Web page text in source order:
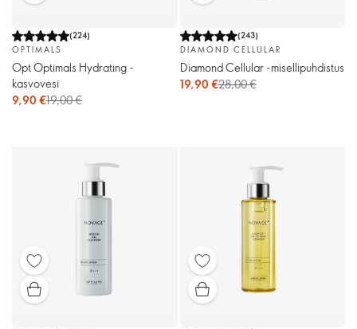
(224)
OPTIMALS
Opt Optimals Hydrating -
kasvovesi
9,90 €19,00 €
(243)
DIAMOND CELLULAR
Diamond Cellular -misellipuhdistus
19,90 €28,00 €